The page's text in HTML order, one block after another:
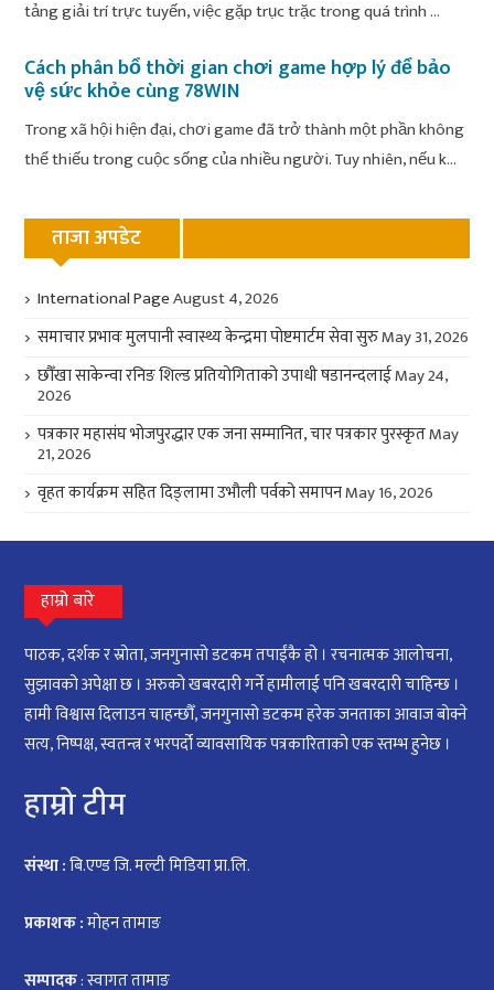
tảng giải trí trực tuyến, việc gặp trục trặc trong quá trình ...
Cách phân bổ thời gian chơi game hợp lý để bảo
vệ sức khỏe cùng 78WIN
Trong xã hội hiện đại, chơi game đã trở thành một phần không
thể thiếu trong cuộc sống của nhiều người. Tuy nhiên, nếu k...
ताजा अपडेट
International PageAugust 4, 2026
समाचार प्रभावः मुलपानी स्वास्थ्य केन्द्रमा पोष्टमार्टम सेवा सुरुMay 31, 2026
छौँखा साकेन्वा रनिङ शिल्ड प्रतियोगिताको उपाधी षडानन्दलाईMay 24,
2026
पत्रकार महासंघ भोजपुरद्धार एक जना सम्मानित, चार पत्रकार पुरस्कृतMay
21, 2026
वृहत कार्यक्रम सहित दिङ्लामा उभौली पर्वको समापनMay 16, 2026
हाम्रो बारे
पाठक, दर्शक र स्रोता, जनगुनासो डटकम तपाईंकै हो । रचनात्मक आलोचना,
सुझावको अपेक्षा छ । अरुको खबरदारी गर्ने हामीलाई पनि खबरदारी चाहिन्छ ।
हामी विश्वास दिलाउन चाहन्छौँ, जनगुनासो डटकम हरेक जनताका आवाज बोक्ने
सत्य, निष्पक्ष, स्वतन्त्र र भरपर्दो व्यावसायिक पत्रकारिताको एक स्तम्भ हुनेछ ।
हाम्रो टीम
संस्था :बि.एण्ड जि. मल्टी मिडिया प्रा.लि.
प्रकाशक :मोहन तामाङ
सम्पादक: स्वागत तामाङ